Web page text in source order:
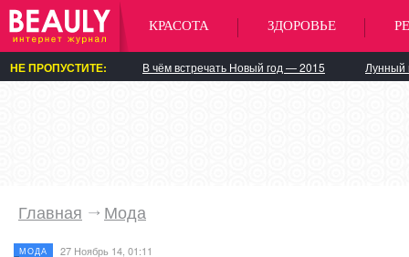
КРАСОТА ЗДОРОВЬЕ
НЕ ПРОПУСТИТЕ: В чём встречать Новый год — 2015 Лунный
Главная Мода
МОДА 27 Ноябрь 14, 01:11